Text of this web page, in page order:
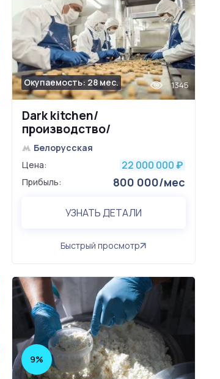
Dark kitchen/
производство/
отлаженные каналы сбыта
Окупаемость: 28 мес. 1345
Белорусская
Цена:
22 000 000 ₽
Прибыль: 800 000/мес
УЗНАТЬ ДЕТАЛИ
Быстрый просмотр
9%